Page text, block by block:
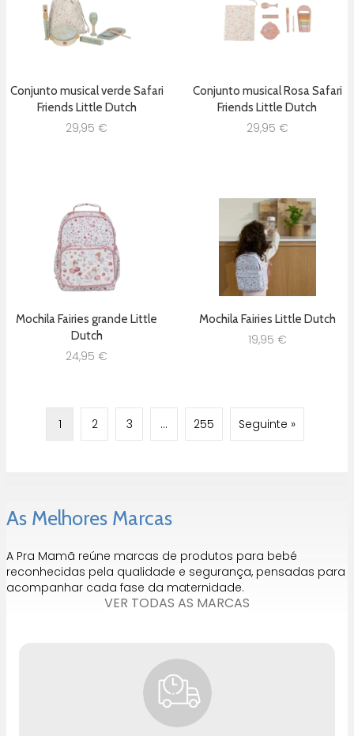
Conjunto musical verde Safari
Friends Little Dutch
29,95 €
Conjunto musical Rosa Safari
Friends Little Dutch
29,95 €
Mochila Fairies grande Little
Dutch
24,95 €
Mochila Fairies Little Dutch
19,95 €
1 2 3 … 255 Seguinte »
As Melhores Marcas
A Pra Mamã reúne marcas de produtos para bebé
reconhecidas pela qualidade e segurança, pensadas para
acompanhar cada fase da maternidade.
VER TODAS AS MARCAS